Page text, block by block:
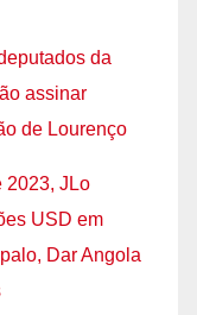
da
assinar
de Lourenço
2023, JLo
USD em
Dar Angola